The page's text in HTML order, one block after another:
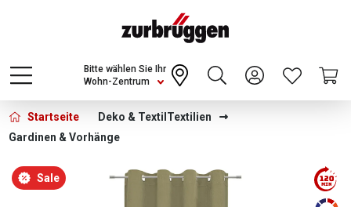
Choose a different country or region to see
content for your location and shop online
CONTINUE
Wohn-Zentrum
Bitte wählen Sie Ihr
Startseite Deko & Textil Textilien
Gardinen & Vorhänge
Bildergalerie überspringen
Sale